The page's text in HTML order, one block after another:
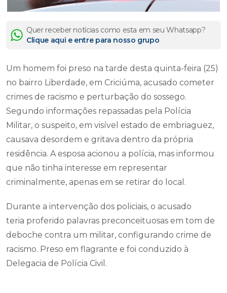
Quer receber notícias como esta em seu Whatsapp?
Clique aqui e entre para nosso grupo
Um homem foi preso na tarde desta quinta-feira (25)
no bairro Liberdade, em Criciúma, acusado cometer
crimes de racismo e perturbação do sossego.
Segundo informações repassadas pela Polícia
Militar, o suspeito, em visível estado de embriaguez,
causava desordem e gritava dentro da própria
residência. A esposa acionou a polícia, mas informou
que não tinha interesse em representar
criminalmente, apenas em se retirar do local.
Durante a intervenção dos policiais, o acusado
teria proferido palavras preconceituosas em tom de
deboche contra um militar, configurando crime de
racismo. Preso em flagrante e foi conduzido à
Delegacia de Polícia Civil.